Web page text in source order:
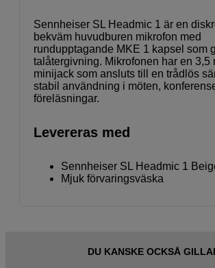
Sennheiser SL Headmic 1 är en
bekväm huvudburen mikrofon med
rundupptagande MKE 1 kapsel som
talåtergivning. Mikrofonen har en 3,5
minijack som ansluts till en trådlös
stabil användning i möten,
föreläsningar.
Levereras med
Sennheiser SL Headmic 1
Mjuk förvaringsväska
DU KANSKE OCKSÅ